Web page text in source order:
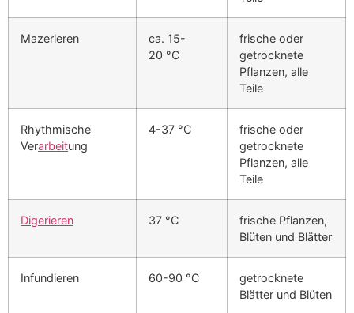
Mazerieren
ca. 15-
20 °C
frische oder
getrocknete
Pflanzen, alle
Teile
Rhythmische
Verarbeitung
4-37 °C
frische oder
getrocknete
Pflanzen, alle
Teile
Digerieren 37 °C
frische Pflanzen,
Blüten und Blätter
Infundieren 60-90 °C
getrocknete
Blätter und Blüten